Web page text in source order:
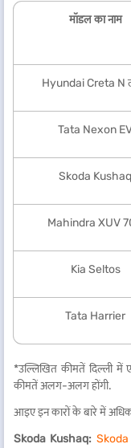
मॉडल का नाम
Hyundai Creta N
Tata Nexon
Skoda Kushaq
Mahindra XUV
Kia Seltos
Tata Harrier
*उल्लिखित कीमतें दिल्ली
कीमतें अलग-अलग होंगी.
आइए इन कारों के बारे में
Skoda Kushaq: